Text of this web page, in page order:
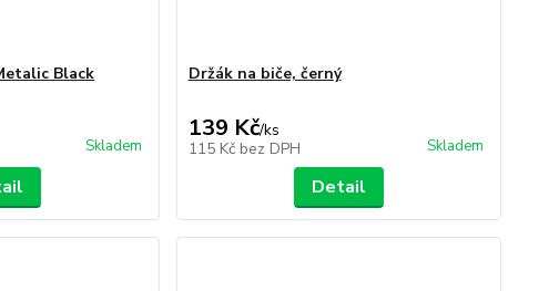
Black
Skladem
Držák na biče, černý
139 Kč/ks
115 Kč bez DPH Skladem
Detail